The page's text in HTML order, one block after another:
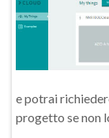
e potrai
progetto se non